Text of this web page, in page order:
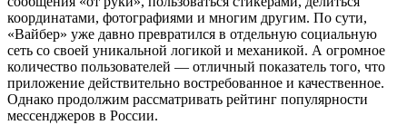
координатами, фотографиями и многим другим. По сути,
«Вайбер» уже давно превратился в отдельную социальную
сеть со своей уникальной логикой и механикой. А огромное
количество пользователей — отличный показатель того, что
приложение действительно востребованное и качественное.
Однако продолжим рассматривать рейтинг популярности
мессенджеров в России.